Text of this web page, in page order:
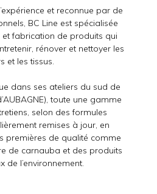
et reconnue par de
BC Line est spécialisée
fabrication de produits qui
rénover et nettoyer les
et les tissus.
dans ses ateliers du sud de
toute une gamme
selon des formules
remises à jour, en
premières de qualité comme
de carnauba et des produits
de l’environnement.